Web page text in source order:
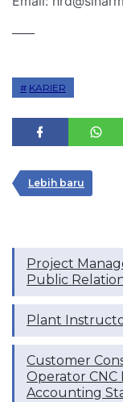
KARIER
Lebih baru
Project
Public
Plant
Customer
Operator CNC
Accounting